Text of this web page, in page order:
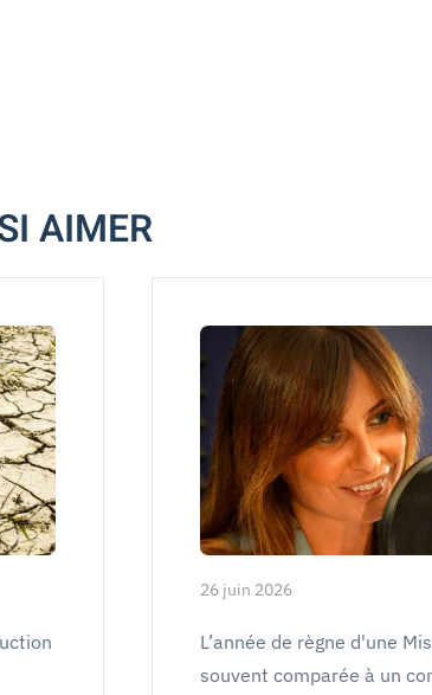
AIMER
26 juin 2026
L’année de règne d'une
souvent comparée à un